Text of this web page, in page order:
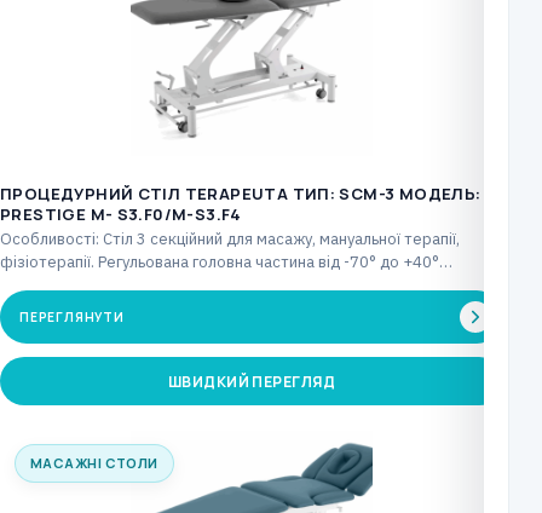
ПРОЦЕДУРНИЙ СТІЛ TERAPEUTA ТИП: SCM-3 МОДЕЛЬ:
PRESTIGE М- S3.F0/M-S3.F4
Особливості: Стіл 3 секційний для масажу, мануальної терапії,
фізіотерапії. Регульована головна частина від -70° до +40°…
ПЕРЕГЛЯНУТИ
ШВИДКИЙ ПЕРЕГЛЯД
МАСАЖНІ СТОЛИ